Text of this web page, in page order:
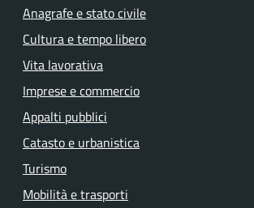
Anagrafe e stato civile
Cultura e tempo libero
Vita lavorativa
Imprese e commercio
Appalti pubblici
Catasto e urbanistica
Turismo
Mobilità e trasporti